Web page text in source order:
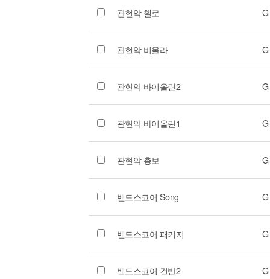
관현악 첼로
관현악 비올라
관현악 바이올린2
관현악 바이올린1
관현악 총보
밴드스코어 Song
밴드스코어 패키지
밴드스코어 건반2